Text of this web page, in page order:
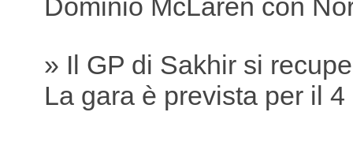
» Il GP di Sakhir si
La gara è prevista per il 4